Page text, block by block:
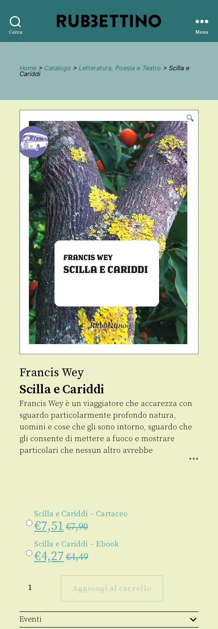
Cerca
editore
Menu
Home > Catalogo > Letteratura, Poesia e Teatro > Scilla e
Cariddi
🔍
Francis Wey
Scilla e Cariddi
Francis Wey è un viaggiatore che accarezza con
sguardo particolarmente profondo natura,
uomini e cose che gli sono intorno, sguardo che
gli consente di mettere a fuoco e mostrare
particolari che nessun altro avrebbe
Scilla e Cariddi – Cartaceo
€7,51 €7,90
Scilla e Cariddi – Ebook
€4,27 €4,49
Aggiungi al carrello
Eventi